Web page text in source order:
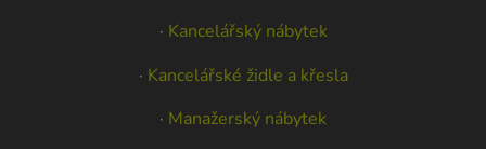
· Kancelářský nábytek
· Kancelářské židle a křesla
· Manažerský nábytek